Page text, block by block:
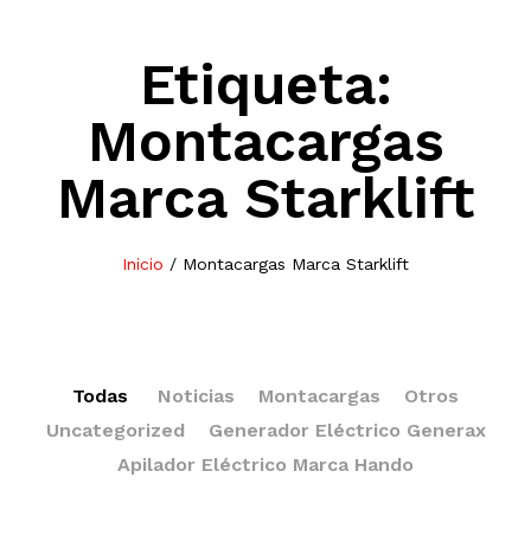
Etiqueta:
Montacargas
Marca Starklift
Inicio / Montacargas Marca Starklift
Todas Noticias Montacargas
Otros
Uncategorized
Generador Eléctrico Generax
Apilador Eléctrico Marca Hando